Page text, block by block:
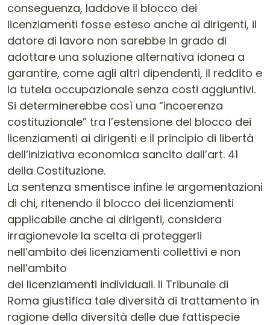
conseguenza, laddove il blocco dei
licenziamenti fosse esteso anche ai dirigenti, il
datore di lavoro non sarebbe in grado di
adottare una soluzione alternativa idonea a
garantire, come agli altri dipendenti, il reddito e
la tutela occupazionale senza costi aggiuntivi.
Si determinerebbe così una “incoerenza
costituzionale” tra l’estensione del blocco dei
licenziamenti ai dirigenti e il principio di libertà
dell’iniziativa economica sancito dall’art. 41
della Costituzione.
La sentenza smentisce infine le argomentazioni
di chi, ritenendo il blocco dei licenziamenti
applicabile anche ai dirigenti, considera
irragionevole la scelta di proteggerli
nell’ambito dei licenziamenti collettivi e non
nell’ambito
dei licenziamenti individuali. Il Tribunale di
Roma giustifica tale diversità di trattamento in
ragione della diversità delle due fattispecie